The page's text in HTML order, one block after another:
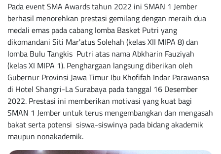
Pada event SMA Awards tahun 2022 ini SMAN 1 Jember
berhasil menorehkan prestasi gemilang dengan meraih dua
medali emas pada cabang lomba Basket Putri yang
dikomandani Siti Mar'atus Solehah (kelas XII MIPA 8) dan
lomba Bulu Tangkis Putri atas nama Abkharin Fauziyah
(kelas XI MIPA 1). Penghargaan langsung diberikan oleh
Gubernur Provinsi Jawa Timur Ibu Khofifah Indar Parawansa
di Hotel Shangri-La Surabaya pada tanggal 16 Desember
2022. Prestasi ini memberikan motivasi yang kuat bagi
SMAN 1 Jember untuk terus mengembangkan dan mengasah
bakat serta potensi siswa-siswinya pada bidang akademik
maupun nonakademik.